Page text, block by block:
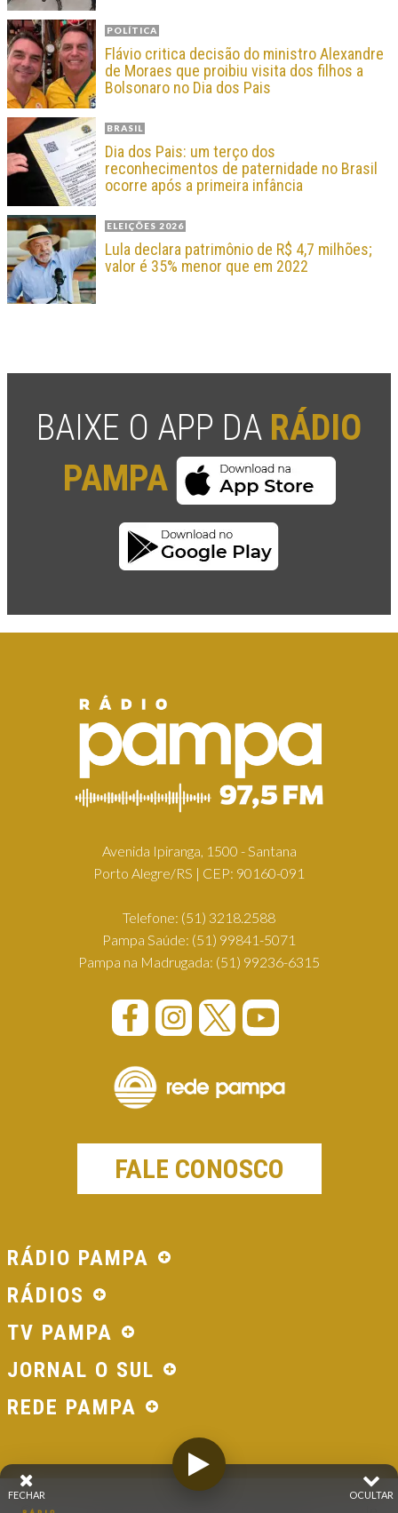
POLÍTICA
Flávio critica decisão do ministro Alexandre
de Moraes que proibiu visita dos filhos a
Bolsonaro no Dia dos Pais
BRASIL
Dia dos Pais: um terço dos
reconhecimentos de paternidade no Brasil
ocorre após a primeira infância
ELEIÇÕES 2026
Lula declara patrimônio de R$ 4,7 milhões;
valor é 35% menor que em 2022
BAIXE O APP DA RÁDIO
PAMPA
Avenida Ipiranga, 1500 - Santana
Porto Alegre/RS | CEP: 90160-091
Telefone: (51) 3218.2588
Pampa Saúde: (51) 99841-5071
Pampa na Madrugada: (51) 99236-6315
FALE CONOSCO
RÁDIO PAMPA
RÁDIOS
TV PAMPA
JORNAL O SUL
REDE PAMPA
OCULTAR
FECHAR